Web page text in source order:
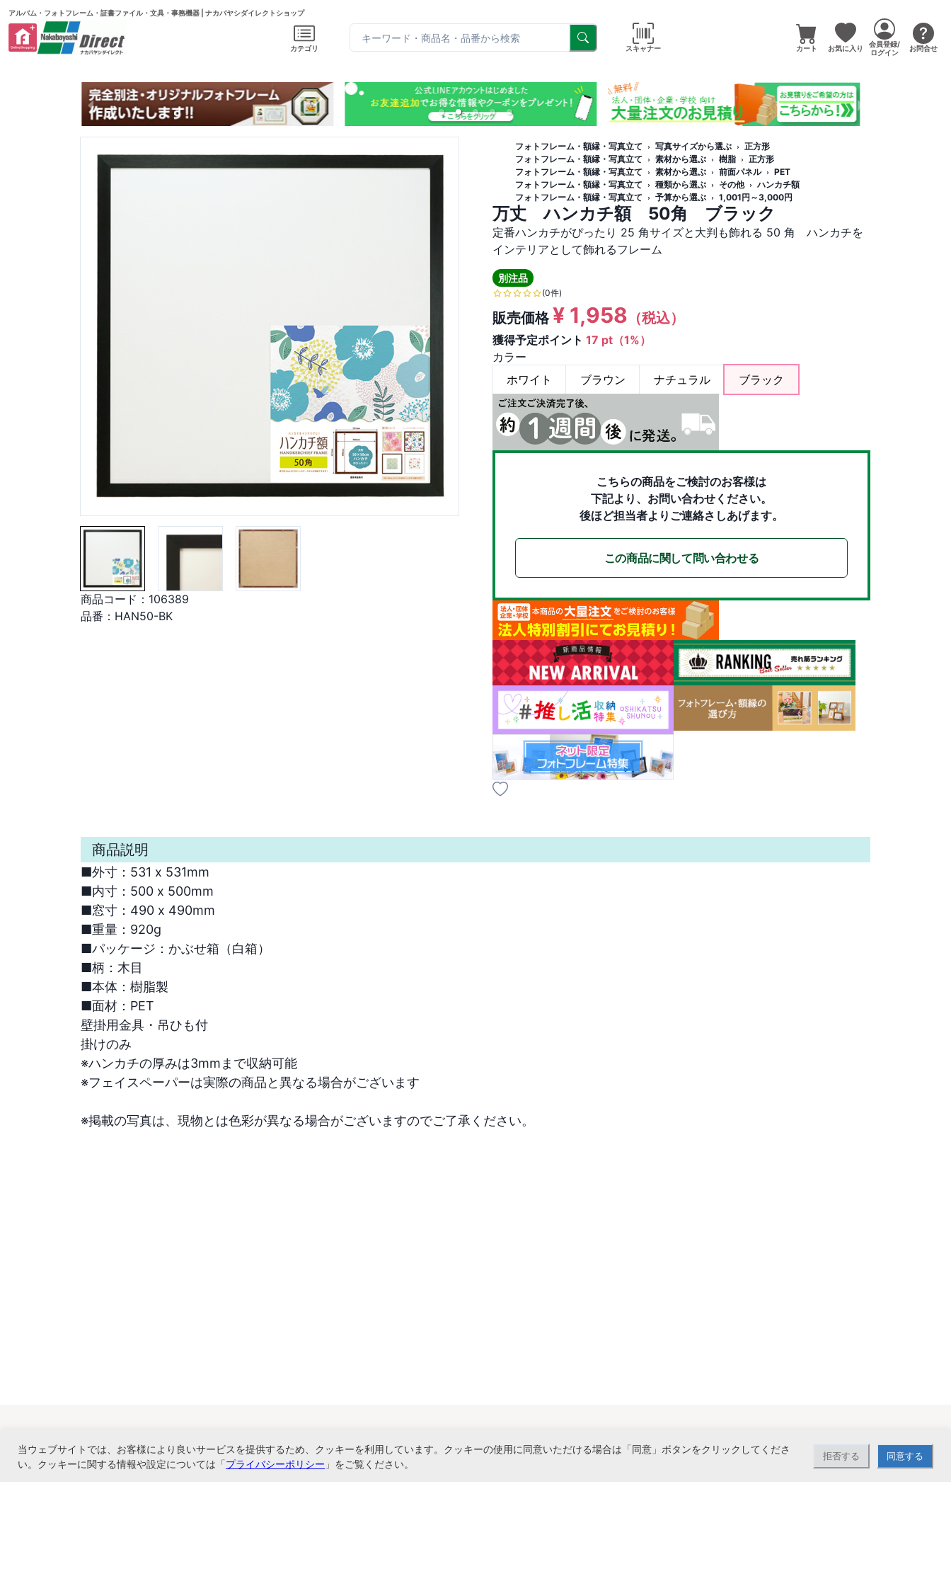
アルバム・フォトフレーム・証書ファイル・文具・事務機器 | ナカバヤシダイレクトショップ
カテゴリ スキャナー カート お気に入り
会員登録/
ログイン
お問合せ
商品コード： 106389
品番： HAN50-BK
フォトフレーム・額縁・写真立て 写真サイズから選ぶ
正方形
フォトフレーム・額縁・写真立て
素材から選ぶ 樹脂
正方形
フォトフレーム・額縁・写真立て
素材から選ぶ 前面パネル
PET
フォトフレーム・額縁・写真立て
種類から選ぶ その他
ハンカチ額
フォトフレーム・額縁・写真立て
予算から選ぶ 1,001円～3,000円
万丈 ハンカチ額 50角 ブラック
定番ハンカチがぴったり 25 角サイズと大判も飾れる 50 角 ハンカチを
インテリアとして飾れるフレーム
別注品
(0件)
販売価格¥ 1,958 （税込）
獲得予定ポイント 17 pt（1%）
カラー
ホワイト
ブラウン ナチュラル ブラック
こちらの商品をご検討のお客様は
下記より、お問い合わせください。
後ほど担当者よりご連絡さしあげます。
この商品に関して問い合わせる
商品説明
■外寸：531 x 531mm
■内寸：500 x 500mm
■窓寸：490 x 490mm
■重量：920g
■パッケージ：かぶせ箱（白箱）
■柄：木目
■本体：樹脂製
■面材：PET
壁掛用金具・吊ひも付
掛けのみ
※ハンカチの厚みは3mmまで収納可能
※フェイスペーパーは実際の商品と異なる場合がございます
※掲載の写真は、現物とは色彩が異なる場合がございますのでご了承ください。
関連サービス
当ウェブサイトでは、お客様により良いサービスを提供するため、クッキーを利用しています。クッキーの使用に同意いただける場合は「同意」ボタンをクリックしてくださ
い。クッキーに関する情報や設定については「プライバシーポリシー 」をご覧ください。
拒否する 同意する